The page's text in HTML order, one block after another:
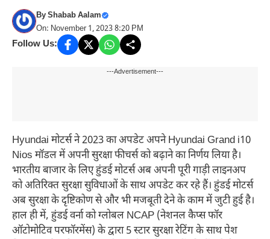
ByShabab Aalam
On: November 1, 2023 8:20 PM
Follow Us:
---Advertisement---
Hyundai मोटर्स ने 2023 का अपडेट अपने Hyundai Grand i10
Nios मॉडल में अपनी सुरक्षा फीचर्स को बढ़ाने का निर्णय लिया है।
भारतीय बाजार के लिए हुंडई मोटर्स अब अपनी पूरी गाड़ी लाइनअप
को अतिरिक्त सुरक्षा सुविधाओं के साथ अपडेट कर रहे हैं। हुंडई मोटर्स
अब सुरक्षा के दृष्टिकोण से और भी मजबूती देने के काम में जुटी हुई है।
हाल ही में, हुंडई वर्ना को ग्लोबल NCAP (नेशनल कैप्स फॉर
ऑटोमोटिव परफॉरमेंस) के द्वारा 5 स्टार सुरक्षा रेटिंग के साथ पेश